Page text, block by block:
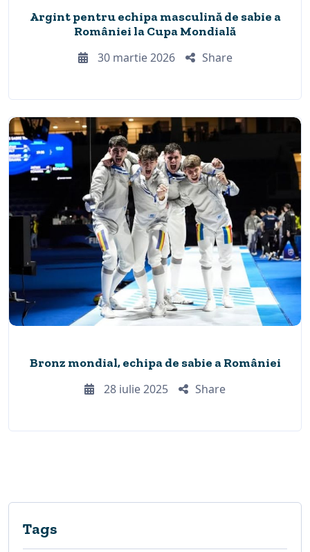
Argint pentru echipa masculină de sabie a
României la Cupa Mondială
30 martie 2026
Share
Bronz mondial, echipa de sabie a României
28 iulie 2025
Share
Tags